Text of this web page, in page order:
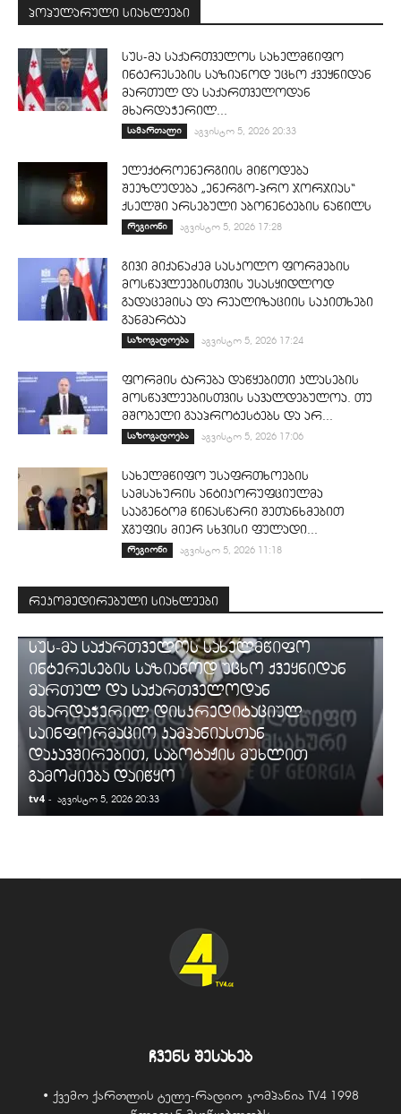
პოპულარული სიახლეები
სუს-მა საქართველოს სახელმწიფო
ინტერესების საზიანოდ უცხო ქვეყნიდან
მართულ და საქართველოდან
მხარდაჭერილ...
სამართალი აგვისტო 5, 2026 20:33
ელექტროენერგიის მიწოდება
შეეზღუდება „ენერგო-პრო ჯორჯიას“
ქსელში არსებული აბონენტების ნაწილს
რეგიონი აგვისტო 5, 2026 17:28
გივი მიქანაძემ სასკოლო ფორმების
მოსწავლეებისთვის უსასყიდლოდ
გადაცემისა და რეალიზაციის საკითხები
განმარტაა
საზოგადოება აგვისტო 5, 2026 17:24
ფორმის ტარება დაწყებითი კლასების
მოსწავლეებისთვის სავალდებულოა. თუ
მშობელი გააპროტესტებს და არ...
საზოგადოება აგვისტო 5, 2026 17:06
სახელმწიფო უსაფრთხოების
სამსახურის ანტიკორუფციულმა
სააგენტომ წინასწარი შეთანხმებით
ჯგუფის მიერ სხვისი ფულადი...
რეგიონი აგვისტო 5, 2026 11:18
რეკომედირებული სიახლეები
სუს-მა საქართველოს სახელმწიფო
ინტერესების საზიანოდ უცხო ქვეყნიდან
მართულ და საქართველოდან
მხარდაჭერილ დისკრედიტაციულ
საინფორმაციო კამპანიასთან
დაკავშირებით, საბოტაჟის მუხლით
გამოძიება დაიწყო
tv4 - აგვისტო 5, 2026 20:33
ჩვენს შესახებ
• ქვემო ქართლის ტელე-რადიო კომპანია TV4 1998